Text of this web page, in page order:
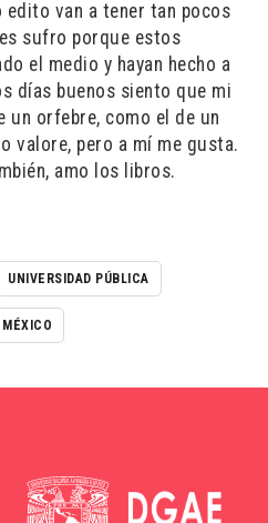
van a tener tan pocos
sufro porque estos
el medio y hayan hecho a
días buenos siento que mi
un orfebre, como el de un
valore, pero a mí me gusta.
amo los libros.
UNIVERSIDAD PÚBLICA